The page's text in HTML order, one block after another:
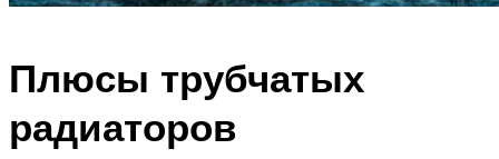
Плюсы трубчатых
радиаторов